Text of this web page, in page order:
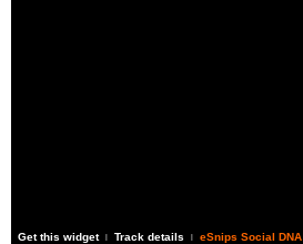
Get this widget | Track details | eSnips Social DNA